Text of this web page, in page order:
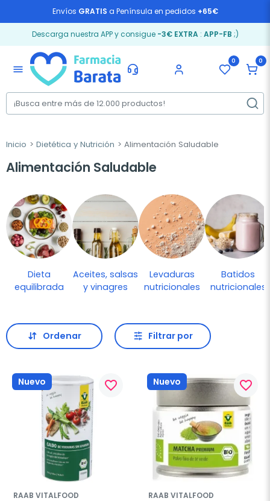
Envíos GRATIS a Península en pedidos +65€
Descarga nuestra APP y consigue -3€ EXTRA: APP-FB ;)
menu
0 0
Inicio Dietética y Nutrición Alimentación Saludable
Alimentación Saludable
Dieta
equilibrada
Aceites, salsas
y vinagres
Levaduras
nutricionales
Batidos
nutricionales
Ordenar Filtrar por
Nuevo favorite_border
RAAB VITALFOOD
Nuevo favorite_border
RAAB VITALFOOD